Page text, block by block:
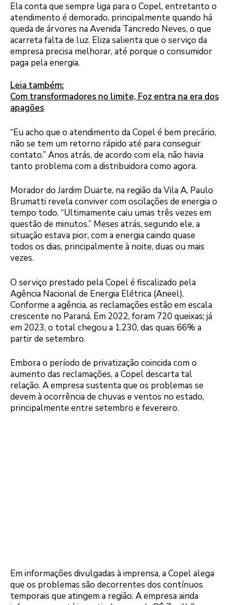
Ela conta que sempre liga para o Copel, entretanto o
atendimento é demorado, principalmente quando há
queda de árvores na Avenida Tancredo Neves, o que
acarreta falta de luz. Eliza salienta que o serviço da
empresa precisa melhorar, até porque o consumidor
paga pela energia.
Leia também:
Com transformadores no limite, Foz entra na era dos
apagões
“Eu acho que o atendimento da Copel é bem precário,
não se tem um retorno rápido até para conseguir
contato.” Anos atrás, de acordo com ela, não havia
tanto problema com a distribuidora como agora.
Morador do Jardim Duarte, na região da Vila A, Paulo
Brumatti revela conviver com oscilações de energia o
tempo todo. “Ultimamente caiu umas três vezes em
questão de minutos.” Meses atrás, segundo ele, a
situação estava pior, com a energia caindo quase
todos os dias, principalmente à noite, duas ou mais
vezes.
O serviço prestado pela Copel é fiscalizado pela
Agência Nacional de Energia Elétrica (Aneel).
Conforme a agência, as reclamações estão em escala
crescente no Paraná. Em 2022, foram 720 queixas; já
em 2023, o total chegou a 1.230, das quais 66% a
partir de setembro.
Embora o período de privatização coincida com o
aumento das reclamações, a Copel descarta tal
relação. A empresa sustenta que os problemas se
devem à ocorrência de chuvas e ventos no estado,
principalmente entre setembro e fevereiro.
Em informações divulgadas à imprensa, a Copel alega
que os problemas são decorrentes dos contínuos
temporais que atingem a região. A empresa ainda